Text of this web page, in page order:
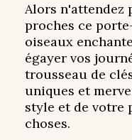
Alors n'attendez
proches ce
oiseaux
égayer vos
trousseau de
uniques et
style et de votre
choses.